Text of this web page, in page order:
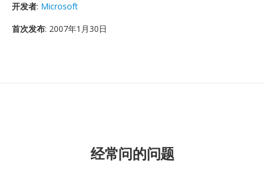
开发者: Microsoft
首次发布: 2007年1月30日
经常问的问题